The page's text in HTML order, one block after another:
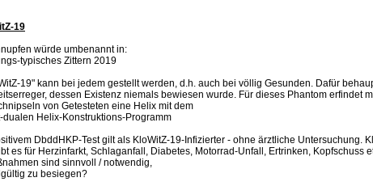
19
würde umbenannt in:
typisches Zittern 2019
19" kann bei jedem gestellt werden, d.h. auch bei völlig Gesunden. Dafür
dessen Existenz niemals bewiesen wurde. Für dieses Phantom erfindet
von Getesteten eine Helix mit dem
Helix-Konstruktions-Programm
DbddHKP-Test gilt als KloWitZ-19-Infizierter - ohne ärztliche Untersuchung.
es für Herzinfarkt, Schlaganfall, Diabetes, Motorrad-Unfall, Ertrinken, Kopfschuss
sind sinnvoll / notwendig,
zu besiegen?